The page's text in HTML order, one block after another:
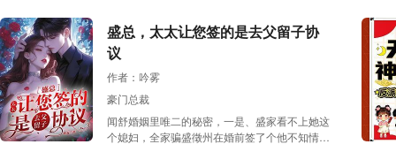
小心了，还是被刑严这家伙盯得死死的。他
说：“我只相信科学！谁要是在我组里搞那些歪
门儿邪道我亲自把他关起来！”后来，关是关起
来了，不过刑严是把晏紫关到了自己家里。一个
刑侦专家，一个玄学大家，两人联手，终于为晏
紫的父亲昭雪。最终，晏紫用无数铁案，让曾被
斥为无稽之谈的能力，成为了写入教材的特殊刑
侦技术。
他尽快黑化。”穿越之前是小学班主任的应亦
淮：……天杀的，有人要害我家乖崽！应亦淮明
面上严苛无情摆大烂，背地里尽心尽力惯孩子。
可一不小心，徒儿还是黑化了。黑化成了长出狼
耳狼尾的阴郁狼妖。应·究极毛绒控·亦淮：……
暗自忏悔，骂自己是个畜牲。直到师门历练，应
亦淮与徒儿佘寒序一同坠入幻境。幻境里，徒儿
盛总，太太让您签的是去父留子协
议
作者：吟雾
豪门总裁
闻舒婚姻里唯二的秘密，一是、盛家看不上她这
个媳妇，全家骗盛徵州在婚前签了个他不知情的